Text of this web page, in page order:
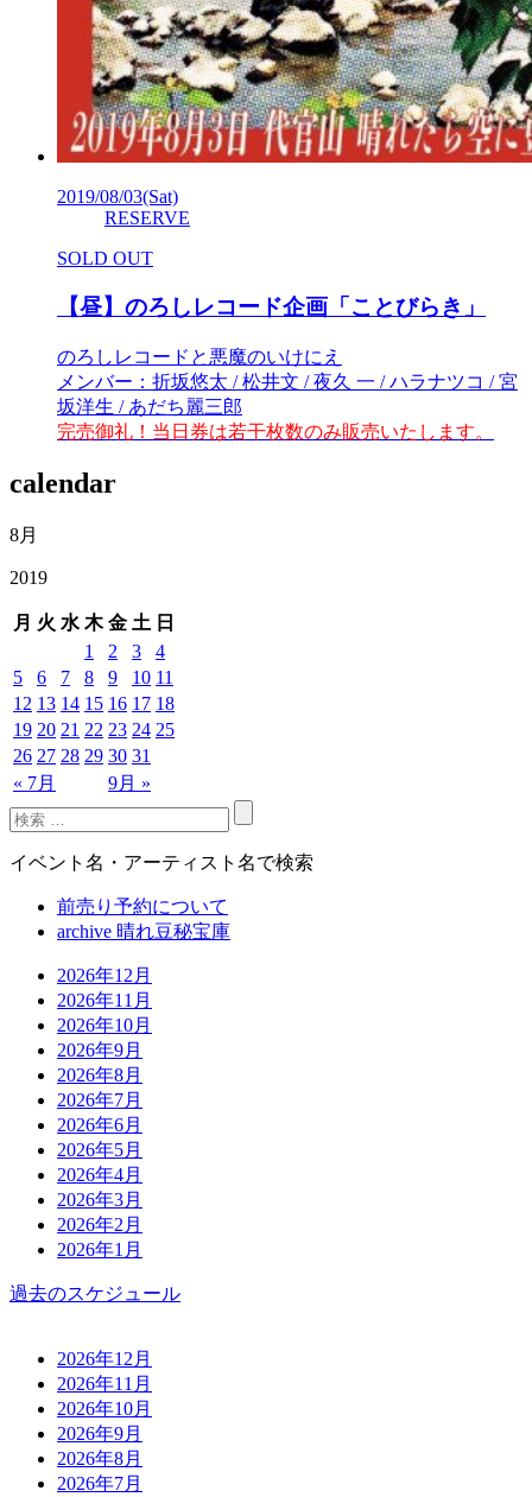
2019/08/03(Sat)
RESERVE
SOLD OUT
【昼】のろしレコード企画「ことびらき」
のろしレコードと悪魔のいけにえ
メンバー：折坂悠太 / 松井文 / 夜久 一 / ハラナツコ / 宮
坂洋生 / あだち麗三郎
完売御礼！当日券は若干枚数のみ販売いたします。
calendar
8月
2019
月 火 水 木 金 土 日
« 7月 9月 »
1 2 3
4
5
6 7 8 9 10 11
12 13 14 15 16 17 18
19 20 21 22 23 24 25
26 27 28 29 30 31
イベント名・アーティスト名で検索
前売り予約について
archive 晴れ豆秘宝庫
2026年12月
2026年11月
2026年10月
2026年9月
2026年8月
2026年7月
2026年6月
2026年5月
2026年4月
2026年3月
2026年2月
2026年1月
過去のスケジュール
2026年12月
2026年11月
2026年10月
2026年9月
2026年8月
2026年7月